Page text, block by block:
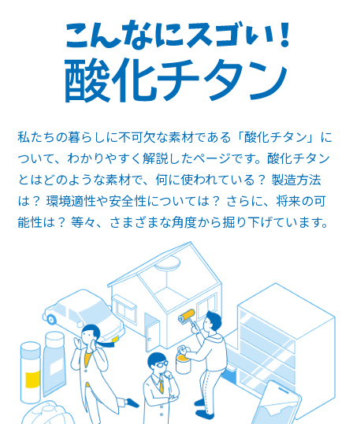
私たちの暮らしに不可欠な素材である「酸化チタン」に
ついて、わかりやすく解説したページです。酸化チタン
とはどのような素材で、何に使われている？ 製造方法
は？ 環境適性や安全性については？ さらに、将来の可
能性は？ 等々、さまざまな角度から掘り下げています。